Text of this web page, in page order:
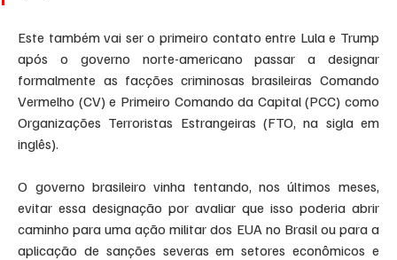
Este também vai ser o primeiro contato entre Lula e Trump
após o governo norte-americano passar a designar
formalmente as facções criminosas brasileiras Comando
Vermelho (CV) e Primeiro Comando da Capital (PCC) como
Organizações Terroristas Estrangeiras (FTO, na sigla em
inglês).
O governo brasileiro vinha tentando, nos últimos meses,
evitar essa designação por avaliar que isso poderia abrir
caminho para uma ação militar dos EUA no Brasil ou para a
aplicação de sanções severas em setores econômicos e